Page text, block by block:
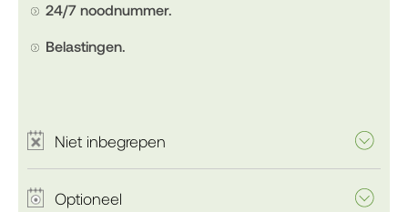
24/7 noodnummer.
Belastingen.
Niet inbegrepen
Optioneel